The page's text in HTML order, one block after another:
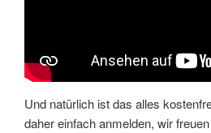
Und natürlich ist das alles
daher einfach anmelden, wir